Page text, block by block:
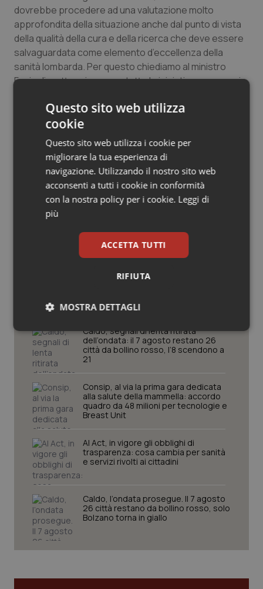
Salute orale & impianti
Sangue & coagulazione
Tiroide
Tumore al seno
Tumore ovarico
Tumori del Polmone & Testa Collo
Tumori gastrointestinali
dovrebbe procedere ad una valutazione molto
approfondita della situazione anche dal punto di vista
della qualità della cura e della ricerca che deve essere
salvaguardata come elemento d’eccellenza della
sanità lombarda. Per questo chiediamo al ministro
Fazio di mettere in campo tutte le iniziative necessarie
grande nosocomio milanese".
21 Luglio 2011
© Riproduzione riservata
Potrebbe interessarti in
Caldo, segnali di lenta ritirata
dell’ondata: il 7 agosto restano 26
città da bollino rosso, l’8 scendono a
21
Consip, al via la prima gara dedicata
alla salute della mammella: accordo
quadro da 48 milioni per tecnologie e
Breast Unit
AI Act, in vigore gli obblighi di
trasparenza: cosa cambia per sanità
e servizi rivolti ai cittadini
Caldo, l’ondata prosegue. Il 7 agosto
26 città restano da bollino rosso, solo
Bolzano torna in giallo
Questo sito web utilizza
cookie
Questo sito web utilizza i cookie per
migliorare la tua esperienza di
navigazione. Utilizzando il nostro sito web
acconsenti a tutti i cookie in conformità
con la nostra policy per i cookie. Leggi di
più
ACCETTA TUTTI
RIFIUTA
MOSTRA DETTAGLI
Necessari Statistici Marketing
Necessari Statistici
sito web abilitandone funzionalità di base quali la
navigazione sulle pagine e l'accesso alle aree
protette del sito. Il sito web non è in grado di
funzionare correttamente senza questi cookie.
VISITOR_PRIVACY_METADATA
YouTube
.youtube.com